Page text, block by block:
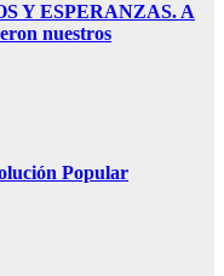
Y ESPERANZAS. A
nuestros
Popular